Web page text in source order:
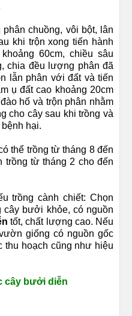
chuồng, vôi bột, lân
khi trộn xong tiến hành
60cm, chiều sâu
chia đều lượng phân đã
lẫn phân với đất và tiến
ụ đất cao khoảng 20cm
hố và trộn phân nhằm
cho cây sau khi trồng và
hại.
thể trồng từ tháng 8 đến
trồng từ tháng 2 cho đến
trồng cành chiết: Chọn
bưởi khỏe, có nguồn
tốt, chất lượng cao. Nếu
giống có nguồn gốc
thu hoạch cũng như hiệu
cây bưởi diễn